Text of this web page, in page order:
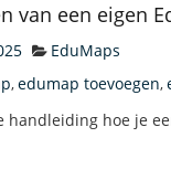
van een eigen
EduMaps
,edumap toevoegen,
handleiding hoe je